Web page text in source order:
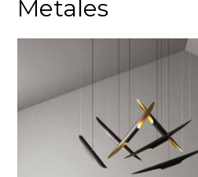
Metales